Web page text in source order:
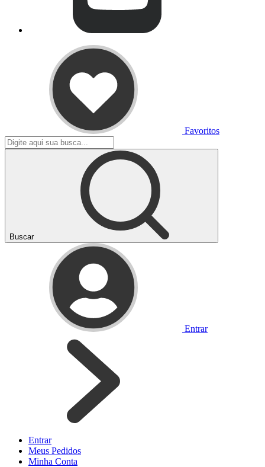
Favoritos
Buscar
Entrar
Entrar
Meus Pedidos
Minha Conta